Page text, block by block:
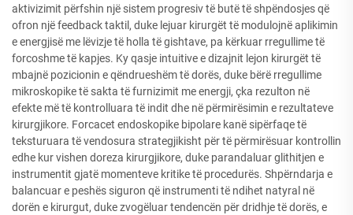
aktivizimit përfshin një sistem progresiv të butë të shpëndosjes që
ofron një feedback taktil, duke lejuar kirurgët të modulojnë aplikimin
e energjisë me lëvizje të holla të gishtave, pa kërkuar rregullime të
forcoshme të kapjes. Ky qasje intuitive e dizajnit lejon kirurgët të
mbajnë pozicionin e qëndrueshëm të dorës, duke bërë rregullime
mikroskopike të sakta të furnizimit me energji, çka rezulton në
efekte më të kontrolluara të indit dhe në përmirësimin e rezultateve
kirurgjikore. Forcacet endoskopike bipolare kanë sipërfaqe të
teksturuara të vendosura strategjikisht për të përmirësuar kontrollin
edhe kur vishen doreza kirurgjikore, duke parandaluar glithitjen e
instrumentit gjatë momenteve kritike të procedurës. Shpërndarja e
balancuar e peshës siguron që instrumenti të ndihet natyral në
dorën e kirurgut, duke zvogëluar tendencën për dridhje të dorës, e